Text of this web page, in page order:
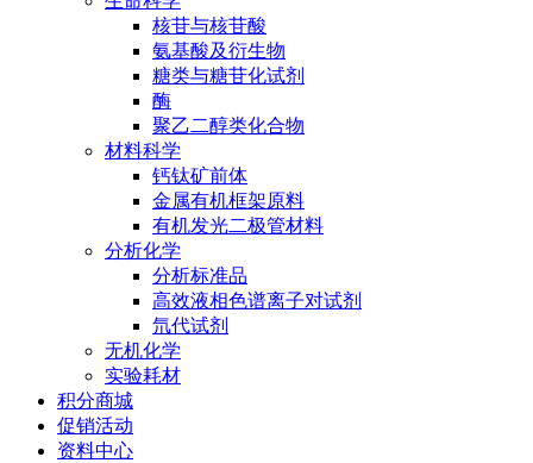
核苷与核苷酸
氨基酸及衍生物
糖类与糖苷化试剂
酶
聚乙二醇类化合物
材料科学
钙钛矿前体
金属有机框架原料
有机发光二极管材料
分析化学
分析标准品
高效液相色谱离子对试剂
氘代试剂
无机化学
实验耗材
积分商城
促销活动
资料中心